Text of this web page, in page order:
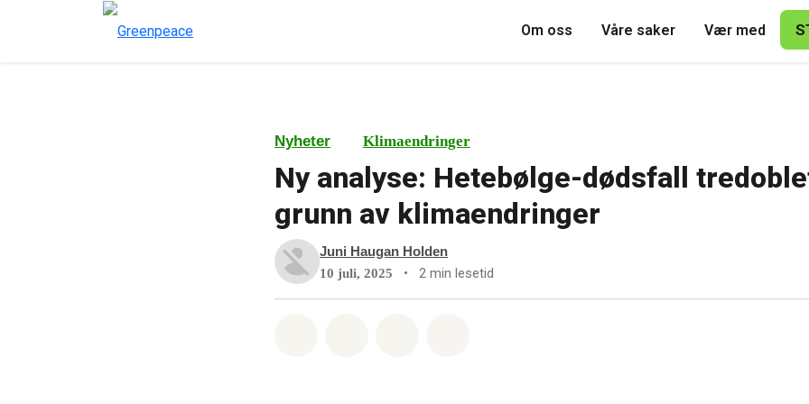
Om oss Våre saker Vær med
Nyheter Klimaendringer
Ny analyse: Hetebølge-dødsfall
grunn av klimaendringer
Juni Haugan Holden
10 juli, 2025 • 2 min lesetid